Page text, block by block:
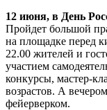
12 июня, в День
Пройдет большой
на площадке перед
22.00 жителей и
участием
конкурсы, мастер-
возрастов. А
фейерверком.